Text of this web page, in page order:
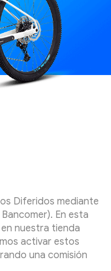
Diferidos mediante
En esta
nuestra tienda
activar estos
una comisión